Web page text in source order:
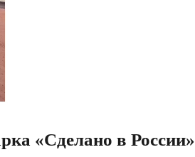
«Сделано в России»